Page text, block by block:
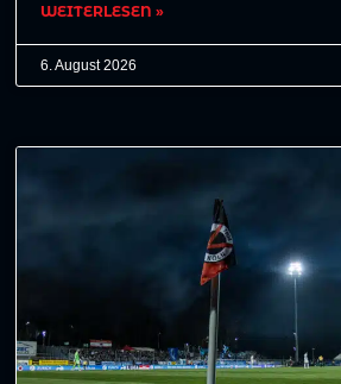
WEITERLESEN »
6. August 2026